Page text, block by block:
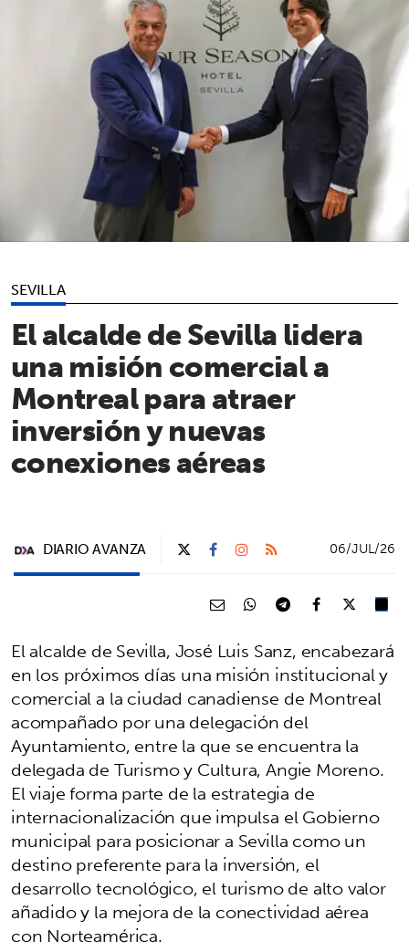
SEVILLA
El alcalde de Sevilla lidera
una misión comercial a
Montreal para atraer
inversión y nuevas
conexiones aéreas
DIARIO AVANZA 06/JUL/26
El alcalde de Sevilla, José Luis Sanz, encabezará
en los próximos días una misión institucional y
comercial a la ciudad canadiense de Montreal
acompañado por una delegación del
Ayuntamiento, entre la que se encuentra la
delegada de Turismo y Cultura, Angie Moreno.
El viaje forma parte de la estrategia de
internacionalización que impulsa el Gobierno
municipal para posicionar a Sevilla como un
destino preferente para la inversión, el
desarrollo tecnológico, el turismo de alto valor
añadido y la mejora de la conectividad aérea
con Norteamérica.